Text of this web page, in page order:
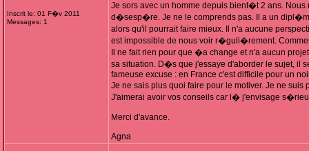
Inscrit le: 01 F�v 2011
Messages: 1
Je sors avec un homme depuis bient�t 2 ans.
d�sesp�re. Je ne le comprends pas. Il a un
alors qu'il pourrait faire mieux. Il n'a aucune
est impossible de nous voir r�guli�rement.
Il ne fait rien pour que �a change et n'a aucun
sa situation. D�s que j'essaye d'aborder le sujet, il
fameuse excuse : en France c'est difficile pour un
Je ne sais plus quoi faire pour le motiver. Je ne
J'aimerai avoir vos conseils car l� j'envisage
Merci d'avance.
Agna